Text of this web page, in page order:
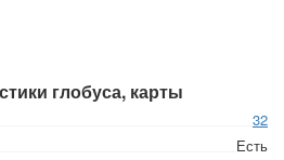
глобуса, карты
32
Есть